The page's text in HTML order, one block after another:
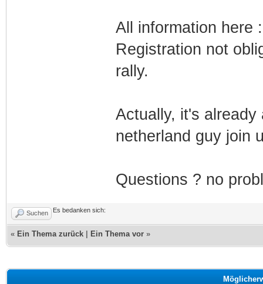
All information here
Registration not
rally.
Actually, it's
netherland guy join
Questions ? no
Suchen Es bedanken sich:
« Ein Thema zurück Ein Thema vor »